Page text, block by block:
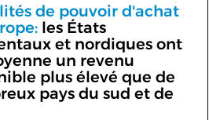
de pouvoir d'achat
les États
et nordiques ont
un revenu
plus élevé que de
pays du sud et de